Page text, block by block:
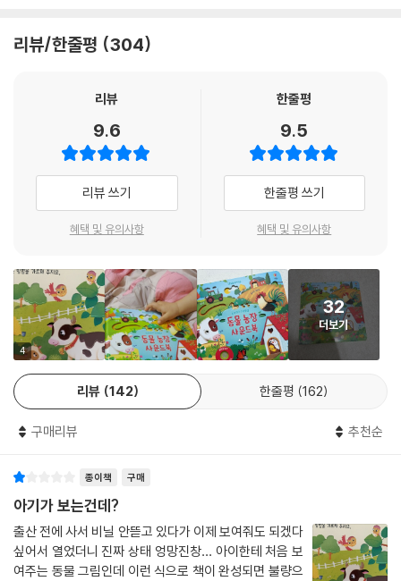
○ 다양한 장면 속 알록달록한 그림이 시각을 발달시켜 줄 거예요.
리뷰/한줄평 304
리뷰
9.6
리뷰 쓰기
혜택 및 유의사항
한줄평
9.5
한줄평 쓰기
혜택 및 유의사항
4
32
더보기
리뷰 142 한줄평 162
구매리뷰 추천순
종이책 구매
아기가 보는건데?
출산 전에 사서 비닐 안뜯고 있다가 이제 보여줘도 되겠다
싶어서 열었더니 진짜 상태 엉망진창… 아이한테 처음 보
여주는 동물 그림인데 이런 식으로 책이 완성되면 불량으